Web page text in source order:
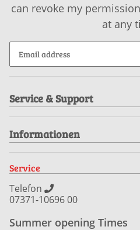
can revoke my
at any
Service & Support
Informationen
Service
Telefon
07371-10696 00
Summer opening Times